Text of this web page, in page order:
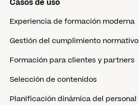
Casos de uso
Experiencia de formación moderna
Gestión del cumplimiento normativo
Formación para clientes y partners
Selección de contenidos
Planificación dinámica del personal